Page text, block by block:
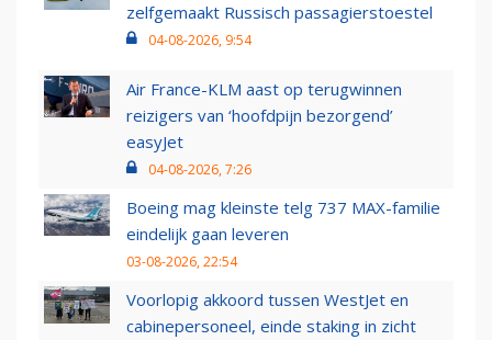
zelfgemaakt Russisch passagierstoestel
04-08-2026, 9:54
Air France-KLM aast op terugwinnen
reizigers van ‘hoofdpijn bezorgend’
easyJet
04-08-2026, 7:26
Boeing mag kleinste telg 737 MAX-familie
eindelijk gaan leveren
03-08-2026, 22:54
Voorlopig akkoord tussen WestJet en
cabinepersoneel, einde staking in zicht